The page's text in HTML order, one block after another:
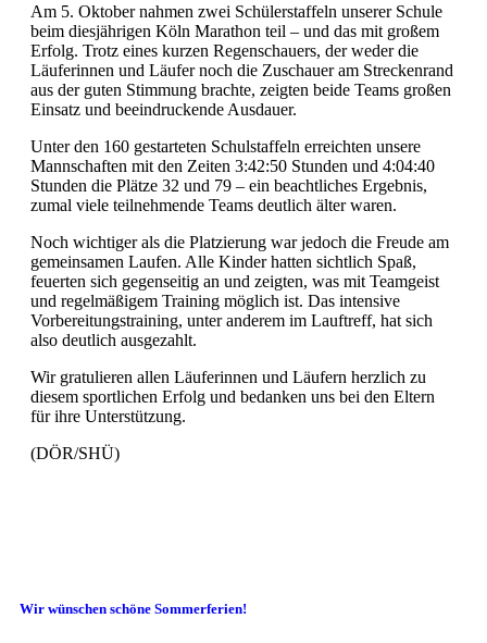
Am 5. Oktober nahmen zwei Schülerstaffeln unserer Schule
beim diesjährigen Köln Marathon teil – und das mit großem
Erfolg. Trotz eines kurzen Regenschauers, der weder die
Läuferinnen und Läufer noch die Zuschauer am Streckenrand
aus der guten Stimmung brachte, zeigten beide Teams großen
Einsatz und beeindruckende Ausdauer.
Unter den 160 gestarteten Schulstaffeln erreichten unsere
Mannschaften mit den Zeiten 3:42:50 Stunden und 4:04:40
Stunden die Plätze 32 und 79 – ein beachtliches Ergebnis,
zumal viele teilnehmende Teams deutlich älter waren.
Noch wichtiger als die Platzierung war jedoch die Freude am
gemeinsamen Laufen. Alle Kinder hatten sichtlich Spaß,
feuerten sich gegenseitig an und zeigten, was mit Teamgeist
und regelmäßigem Training möglich ist. Das intensive
Vorbereitungstraining, unter anderem im Lauftreff, hat sich
also deutlich ausgezahlt.
Wir gratulieren allen Läuferinnen und Läufern herzlich zu
diesem sportlichen Erfolg und bedanken uns bei den Eltern
für ihre Unterstützung.
(DÖR/SHÜ)
Wir wünschen schöne Sommerferien!